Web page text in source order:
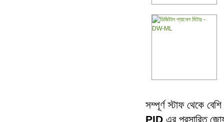
সম্পূর্ণ স্টাফ থেকে
PID এর প্রসারিত